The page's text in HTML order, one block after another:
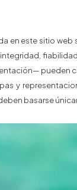
en este sitio
pueden
y
basarse